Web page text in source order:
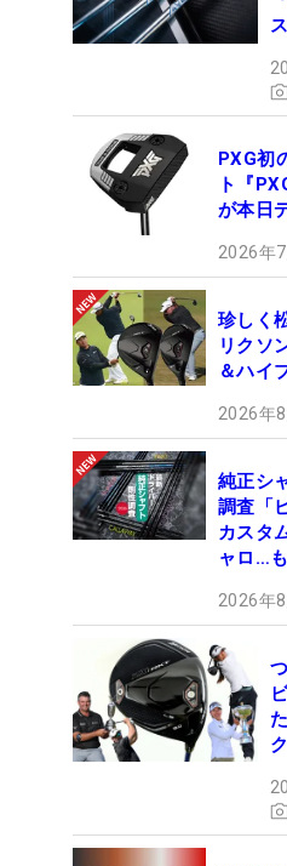
PXG初
ト『
が本日
2026年
珍しく
リクソ
＆ハイ
2026年
純正シ
調査「
カスタ
ャロ…
2026年